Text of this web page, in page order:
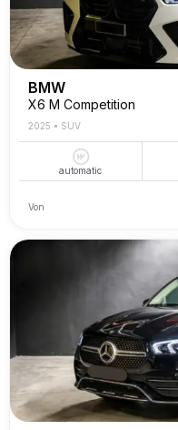
BMW
X6 M Competition
2025 • SUV
automatic
Von